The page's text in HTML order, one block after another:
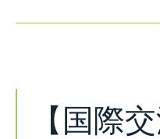
【国際